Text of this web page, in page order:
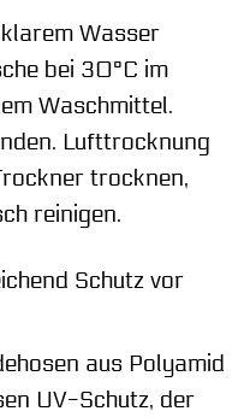
Wasser
bei 30°C im
Waschmittel.
Lufttrocknung
trocknen,
reinigen.
Schutz vor
aus Polyamid
UV-Schutz, der